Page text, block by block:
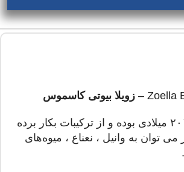
Zoella زویلا بیوتی کاسموس
محصول سال ۲۰۱۸ میلادی بوده و از ترکیبات بکار برده
توان به وانیل ، نعناع ، میوه‌های